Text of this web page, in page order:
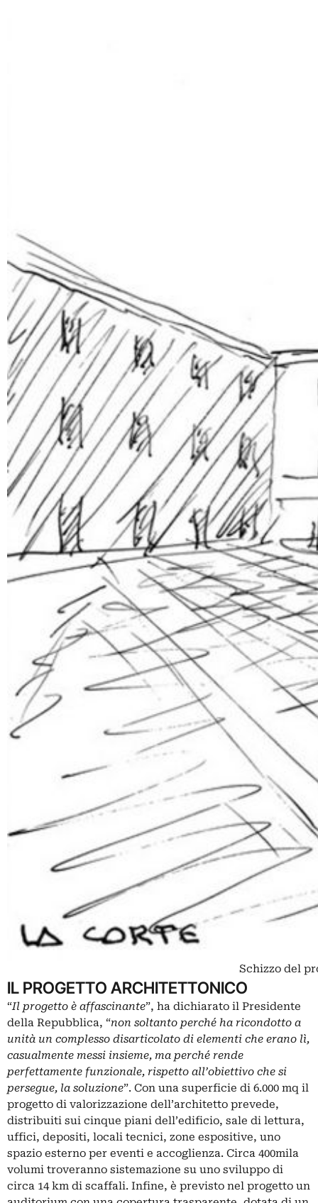
Schizzo del
IL PROGETTO ARCHITETTONICO
“Il progetto è affascinante”, ha dichiarato il Presidente
della Repubblica, “non soltanto perché ha ricondotto a
unità un complesso disarticolato di elementi che erano lì,
casualmente messi insieme, ma perché rende
perfettamente funzionale, rispetto all’obiettivo che si
persegue, la soluzione”. Con una superficie di 6.000 mq il
progetto di valorizzazione dell’architetto prevede,
distribuiti sui cinque piani dell’edificio, sale di lettura,
uffici, depositi, locali tecnici, zone espositive, uno
spazio esterno per eventi e accoglienza. Circa 400mila
volumi troveranno sistemazione su uno sviluppo di
circa 14 km di scaffali. Infine, è previsto nel progetto un